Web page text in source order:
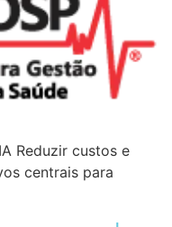
Reduzir custos e
centrais para